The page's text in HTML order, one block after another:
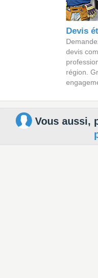
Devis
devis
région.
Vous aussi,